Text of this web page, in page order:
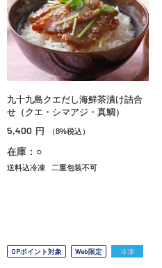
九十九島クエだし海鮮茶漬け詰合
せ（クエ・シマアジ・真鯛）
5,400 円 （8%税込）
在庫：○
送料込冷凍 二重包装不可
OPポイント対象 Web限定 冷凍